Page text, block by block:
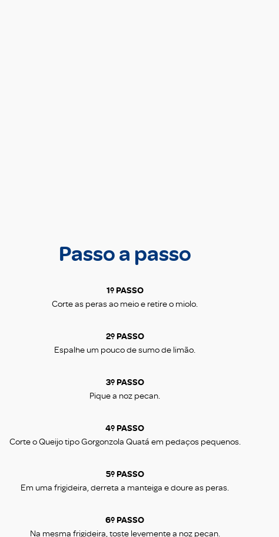
Passo a passo
1º PASSO
Corte as peras ao meio e retire o miolo.
2º PASSO
Espalhe um pouco de sumo de limão.
3º PASSO
Pique a noz pecan.
4º PASSO
Corte o Queijo tipo Gorgonzola Quatá em pedaços pequenos.
5º PASSO
Em uma frigideira, derreta a manteiga e doure as peras.
6º PASSO
Na mesma frigideira, toste levemente a noz pecan.